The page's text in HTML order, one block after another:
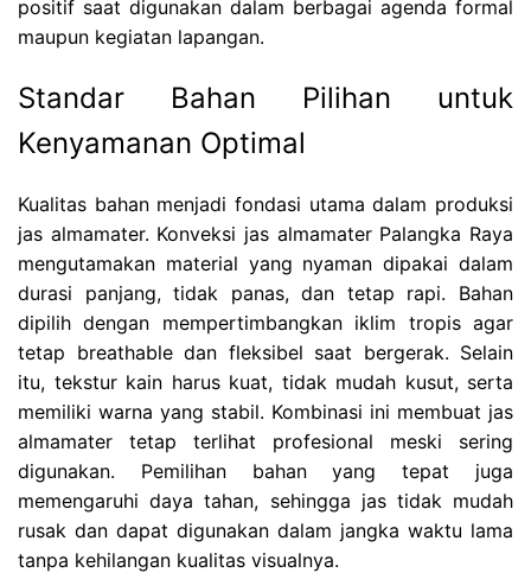
positif saat digunakan dalam berbagai agenda formal
maupun kegiatan lapangan.
Standar Bahan Pilihan untuk
Kenyamanan Optimal
Kualitas bahan menjadi fondasi utama dalam produksi
jas almamater. Konveksi jas almamater Palangka Raya
mengutamakan material yang nyaman dipakai dalam
durasi panjang, tidak panas, dan tetap rapi. Bahan
dipilih dengan mempertimbangkan iklim tropis agar
tetap breathable dan fleksibel saat bergerak. Selain
itu, tekstur kain harus kuat, tidak mudah kusut, serta
memiliki warna yang stabil. Kombinasi ini membuat jas
almamater tetap terlihat profesional meski sering
digunakan. Pemilihan bahan yang tepat juga
memengaruhi daya tahan, sehingga jas tidak mudah
rusak dan dapat digunakan dalam jangka waktu lama
tanpa kehilangan kualitas visualnya.